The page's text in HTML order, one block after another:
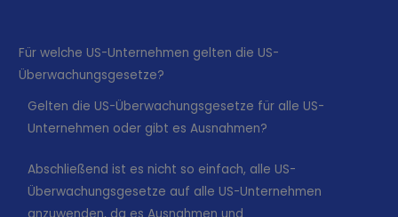
Für welche US-Unternehmen gelten die US-
Überwachungsgesetze?
Gelten die US-Überwachungsgesetze für alle US-
Unternehmen oder gibt es Ausnahmen?
Abschließend ist es nicht so einfach, alle US-
Überwachungsgesetze auf alle US-Unternehmen